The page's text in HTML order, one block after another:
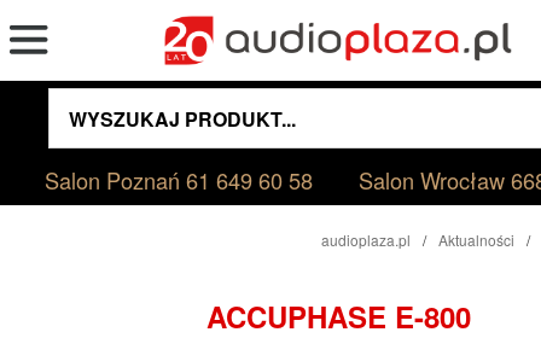
Salon Poznań61 649 60 58 Salon Wrocław
audioplaza.pl Aktualności
ACCUPHASE E-800